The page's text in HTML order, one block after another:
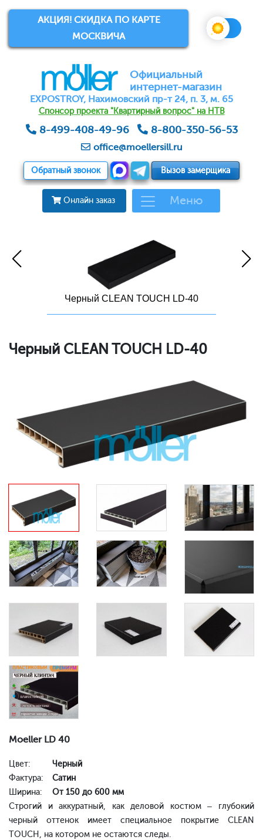
АКЦИЯ! СКИДКА ПО КАРТЕ
МОСКВИЧА
Официальный
интернет-магазин
EXPOSTROY, Нахимовский пр-т 24, п. 3, м. 65
Спонсор проекта "Квартирный вопрос" на НТВ
8-499-408-49-96 8-800-350-56-53
office@moellersill.ru
Обратный звонок Вызов замерщика
Онлайн заказ Меню
Черный CLEAN TOUCH LD-40
Черный CLEAN TOUCH LD-40
Moeller LD 40
Цвет:
Черный
Фактура:
Сатин
Ширина:
От 150 до 600 мм
Строгий и аккуратный, как деловой костюм – глубокий
черный оттенок имеет специальное покрытие CLEAN
TOUCH, на котором не остаются следы.